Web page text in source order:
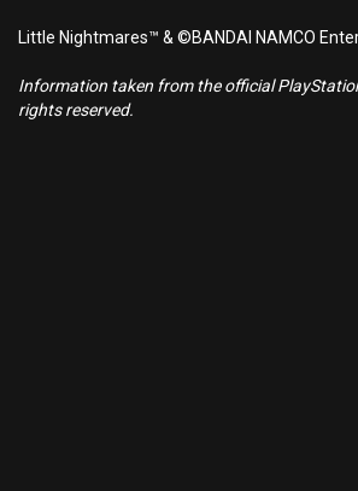
Little Nightmares™ & ©BANDAI NAMCO
Information taken from the official
rights reserved.